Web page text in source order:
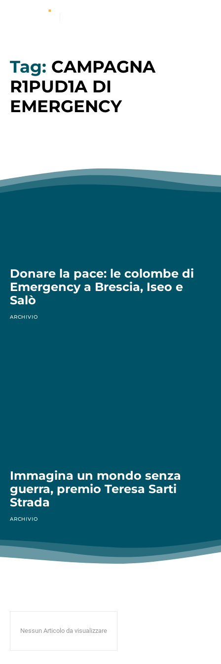
Tag: CAMPAGNA
R1PUD1A DI
EMERGENCY
Donare la pace: le colombe di
Emergency a Brescia, Iseo e
Salò
ARCHIVIO
Immagina un mondo senza
guerra, premio Teresa Sarti
Strada
ARCHIVIO
Nessun Articolo da visualizzare